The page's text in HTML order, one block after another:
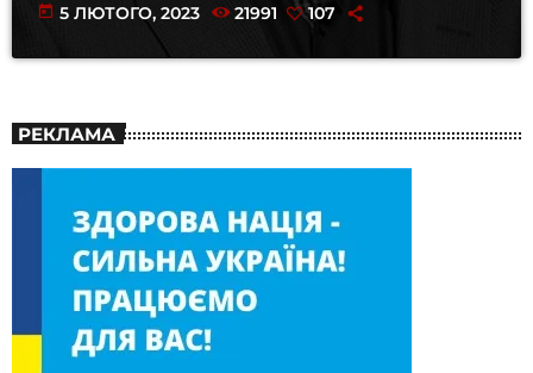
today 5 ЛЮТОГО, 2023 21991 107
РЕКЛАМА